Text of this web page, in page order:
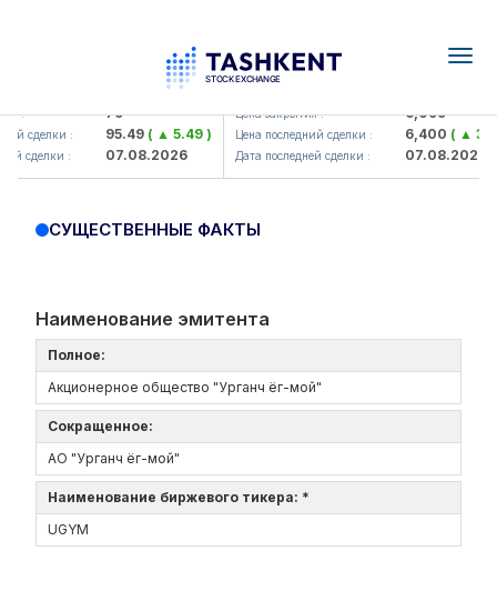
: 79
сделки : 95.49( ▲ 5.49 )
сделки : 07.08.2026
UZMK (<O'zmetkombinat> AJ)
Цена закрытия : 6,099
Цена последний сделки : 6,400( ▲
Дата последней сделки : 07.08.2026
СУЩЕСТВЕННЫЕ ФАКТЫ
Наименование эмитента
Полное:
Акционерное общество "Урганч ёг-мой"
Сокращенное:
АО "Урганч ёг-мой"
Наименование биржевого тикера: *
UGYM